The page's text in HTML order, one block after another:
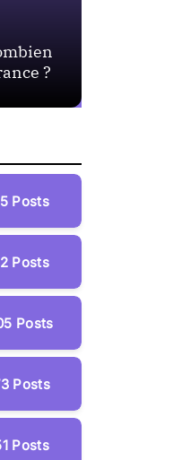
?
Posts
Posts
Posts
Posts
Posts